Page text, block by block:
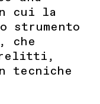
cui la
strumento
che
relitti,
tecniche